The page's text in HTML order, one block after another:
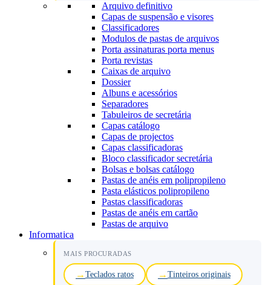
Arquivo definitivo
Capas de suspensão e visores
Classificadores
Modulos de pastas de arquivos
Porta assinaturas porta menus
Porta revistas
Caixas de arquivo
Dossier
Albuns e acessórios
Separadores
Tabuleiros de secretária
Capas catálogo
Capas de projectos
Capas classificadoras
Bloco classificador secretária
Bolsas e bolsas catálogo
Pastas de anéis em polipropileno
Pasta elásticos polipropileno
Pastas classificadoras
Pastas de anéis em cartão
Pastas de arquivo
Informatica
MAIS PROCURADAS
Teclados ratos Tinteiros originais